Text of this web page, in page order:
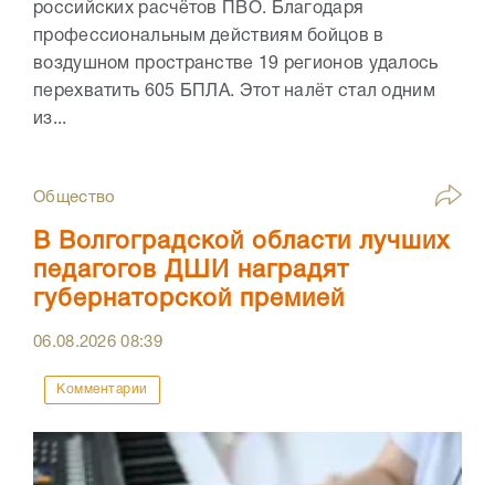
российских расчётов ПВО. Благодаря
профессиональным действиям бойцов в
воздушном пространстве 19 регионов удалось
перехватить 605 БПЛА. Этот налёт стал одним
из...
Общество
В Волгоградской области лучших
педагогов ДШИ наградят
губернаторской премией
06.08.202608:39
Комментарии